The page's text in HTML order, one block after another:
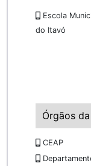
Escola
do Itavó
Órgãos
CEAP